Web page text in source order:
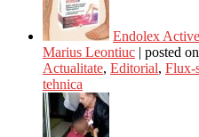
Endolex
Marius Leontiuc | posted
Actualitate, Editorial, Flux-
tehnica